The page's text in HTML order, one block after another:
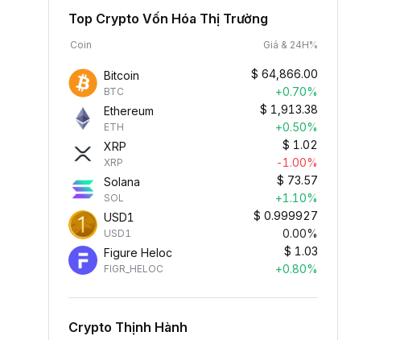
Top Crypto Vốn Hóa Thị Trường
Coin Giá & 24H%
Bitcoin
BTC
$ 64,866.00
+0.70%
Ethereum
ETH
$ 1,913.38
+0.50%
XRP
XRP
$ 1.02
-1.00%
Solana
SOL
$ 73.57
+1.10%
USD1
USD1
$ 0.999927
0.00%
Figure Heloc
FIGR_HELOC
$ 1.03
+0.80%
Crypto Thịnh Hành